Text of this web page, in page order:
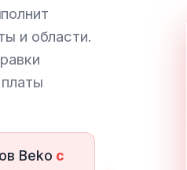
и области.
Beko с